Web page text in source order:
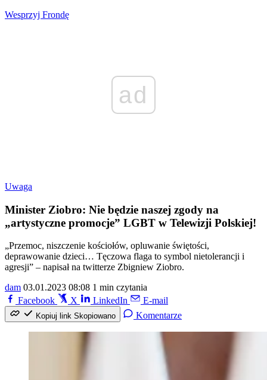
Wesprzyj Frondę
ad
Uwaga
Minister Ziobro: Nie będzie naszej zgody na
„artystyczne promocje” LGBT w Telewizji Polskiej!
„Przemoc, niszczenie kościołów, opluwanie świętości,
deprawowanie dzieci… Tęczowa flaga to symbol nietolerancji i
agresji” – napisał na twitterze Zbigniew Ziobro.
dam 03.01.2023 08:08 1 min czytania
Facebook
X LinkedIn E-mail
Kopiuj link Skopiowano Komentarze